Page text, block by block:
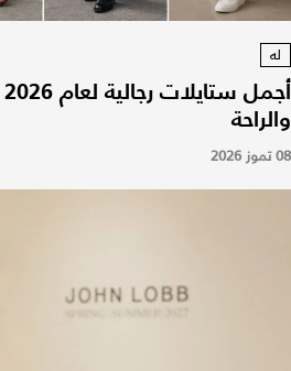
له
والراحة
08 تموز 2026